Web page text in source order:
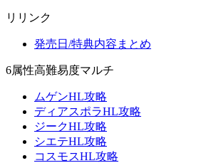
リリンク
発売日/特典内容まとめ
6属性高難易度マルチ
ムゲンHL攻略
ディアスポラHL攻略
ジークHL攻略
シエテHL攻略
コスモスHL攻略